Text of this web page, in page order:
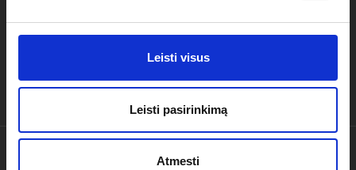
Leisti visus
Leisti pasirinkimą
Atmesti
Privatumo politika